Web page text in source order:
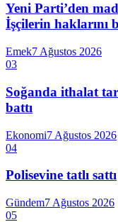
Yeni Parti’den
İşçilerin haklarını
Emek7 Ağustos 2026
03
Soğanda ithalat
battı
Ekonomi7 Ağustos 2026
04
Polisevine tatlı sattı
Gündem7 Ağustos 2026
05